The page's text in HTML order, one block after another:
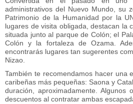
administrativos del Nuevo Mundo, su
Patrimonio de la Humanidad por la
lugares de visita obligada, destacan la
situada junto al parque de Colón; el
Colón y la fortaleza de Ozama.
encontrarás lugares tan sugerentes
Nizao.
También te recomendamos hacer una
caribeñas más pequeñas: Saona y
duración, aproximadamente. Algunos
descuentos al contratar ambas